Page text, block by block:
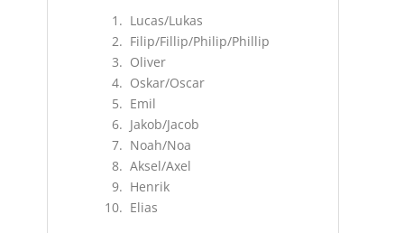
Lucas/Lukas
Filip/Fillip/Philip/Phillip
Oliver
Oskar/Oscar
Emil
Jakob/Jacob
Noah/Noa
Aksel/Axel
Henrik
Elias